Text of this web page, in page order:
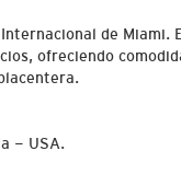
de Miami.
ofreciendo
- USA.